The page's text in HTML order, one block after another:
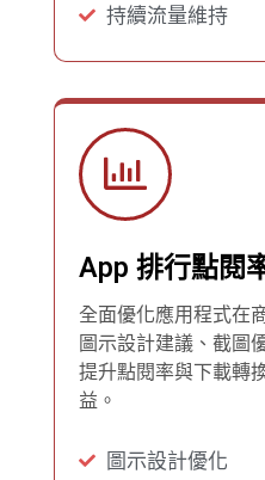
持續流量維持
App 排行點閱
全面優化應用程式在
圖示設計建議、截圖
提升點閱率與下載轉
益。
圖示設計優化